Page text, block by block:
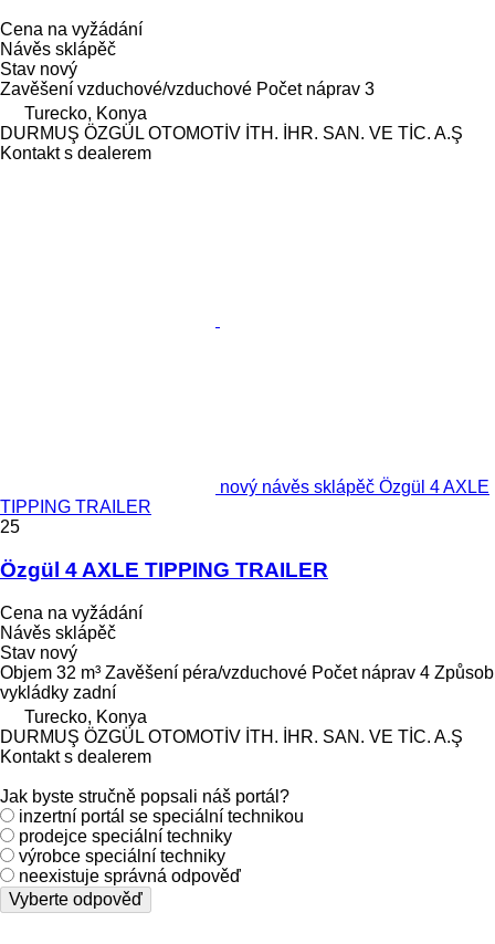
Cena na vyžádání
Návěs sklápěč
Stav nový
Zavěšení vzduchové/vzduchové Počet náprav 3
Turecko, Konya
DURMUŞ ÖZGÜL OTOMOTİV İTH. İHR. SAN. VE TİC. A.Ş
Kontakt s dealerem
nový návěs sklápěč Özgül 4 AXLE
TIPPING TRAILER
25
Özgül 4 AXLE TIPPING TRAILER
Cena na vyžádání
Návěs sklápěč
Stav nový
Objem 32 m³ Zavěšení péra/vzduchové Počet náprav 4 Způsob
vykládky zadní
Turecko, Konya
DURMUŞ ÖZGÜL OTOMOTİV İTH. İHR. SAN. VE TİC. A.Ş
Kontakt s dealerem
Jak byste stručně popsali náš portál?
inzertní portál se speciální technikou
prodejce speciální techniky
výrobce speciální techniky
neexistuje správná odpověď
Vyberte odpověď